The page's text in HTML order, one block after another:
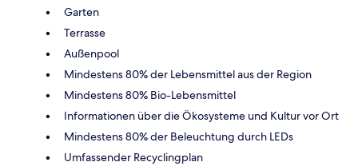
Garten
Terrasse
Außenpool
Mindestens 80% der Lebensmittel aus der Region
Mindestens 80% Bio-Lebensmittel
Informationen über die Ökosysteme und Kultur vor Ort
Mindestens 80% der Beleuchtung durch LEDs
Umfassender Recyclingplan